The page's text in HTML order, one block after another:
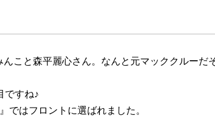
こと森平麗心さん。なんと元マッククルーだ
ですね♪
ではフロントに選ばれました。